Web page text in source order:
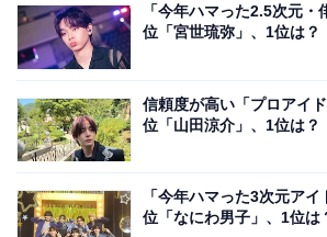
「今年ハマった2.5次元
位「宮世琉弥」、1位は？
信頼度が高い「プロアイ
位「山田涼介」、1位は？
「今年ハマった3次元ア
位「なにわ男子」、1位は